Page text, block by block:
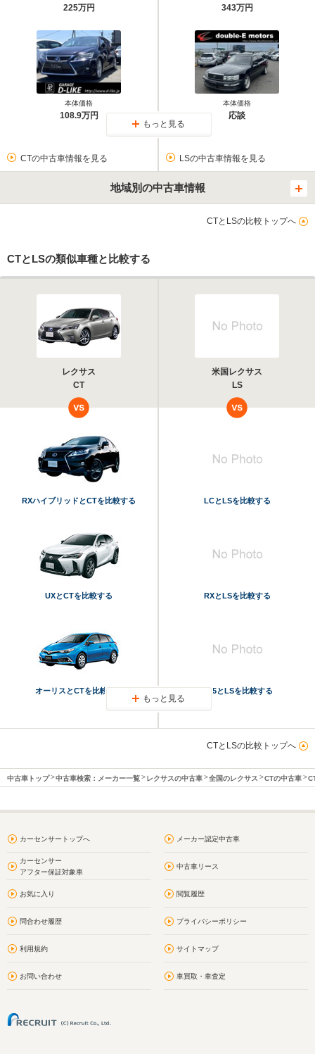
225万円
本体価格
108.9万円
343万円
本体価格
応談
もっと見る
CTの中古車情報を見る LSの中古車情報を見る
地域別の中古車情報
CTとLSの比較トップへ
CTとLSの類似車種と比較する
レクサス
CT
米国レクサス
LS
RXハイブリッドとCTを比較する
UXとCTを比較する
オーリスとCTを比較する
LCとLSを比較する
RXとLSを比較する
Q45とLSを比較する
もっと見る
CTとLSの比較トップへ
中古車トップ 中古車検索：メーカー一覧 レクサスの中古車 全国のレクサス CTの中古車
カーセンサートップへ メーカー認定中古車
カーセンサー
アフター保証対象車
中古車リース
お気に入り 閲覧履歴
問合わせ履歴 プライバシーポリシー
利用規約 サイトマップ
お問い合わせ 車買取・車査定